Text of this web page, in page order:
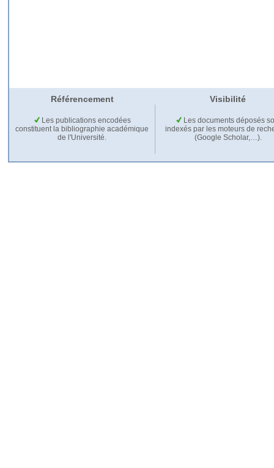
Référencement Visibilité
Les publications encodées
constituent la bibliographie académique
de l'Université.
Les documents déposés
indexés par les moteurs de
(Google Scholar,…).